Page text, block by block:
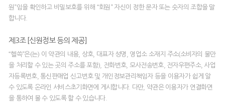
원”임을 확인하고 비밀보호를 위해 “회원” 자신이 정한 문자 또는 숫자의 조합을 말
합니다.
제3조 [신원정보 등의 제공]
“헬쓱”은(는) 이 약관의 내용, 상호, 대표자 성명, 영업소 소재지 주소(소비자의 불만
을 처리할 수 있는 곳의 주소를 포함), 전화번호, 모사전송번호, 전자우편주소, 사업
자등록번호, 통신판매업 신고번호 및 개인정보관리책임자 등을 이용자가 쉽게 알
수 있도록 온라인 서비스초기화면에 게시합니다. 다만, 약관은 이용자가 연결화면
을 통하여 볼 수 있도록 할 수 있습니다.